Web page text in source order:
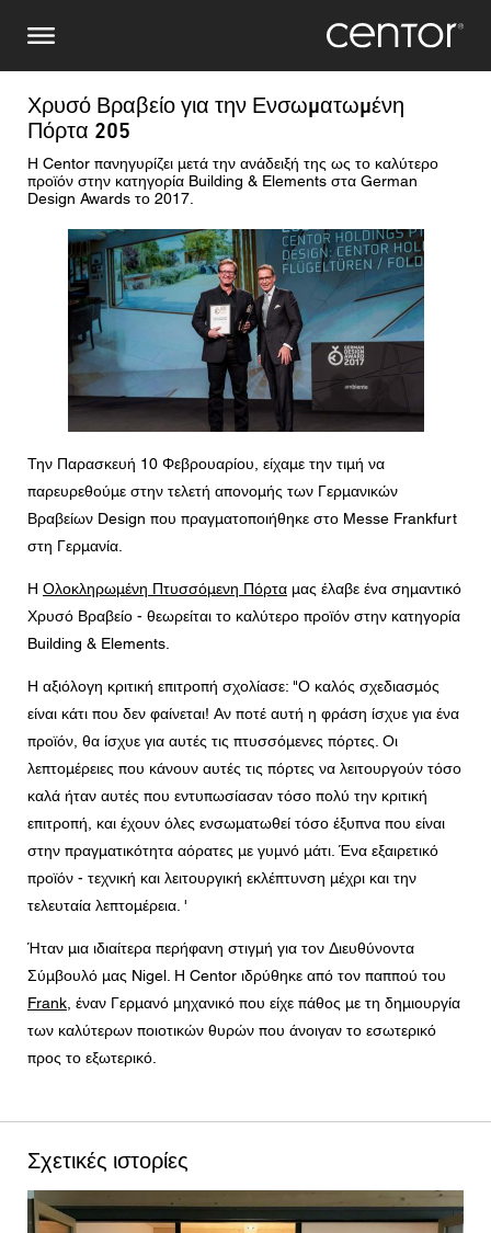
προς
κυρίως
περιεχόμενο
Χρυσό Βραβείο για την Ενσωματωμένη
Πόρτα 205
Η Centor πανηγυρίζει μετά την ανάδειξή της ως το καλύτερο
προϊόν στην κατηγορία Building & Elements στα German
Design Awards το 2017.
Εικόνα
Την Παρασκευή 10 Φεβρουαρίου, είχαμε την τιμή να
παρευρεθούμε στην τελετή απονομής των Γερμανικών
Βραβείων Design που πραγματοποιήθηκε στο Messe Frankfurt
στη Γερμανία.
Η Ολοκληρωμένη Πτυσσόμενη Πόρτα μας έλαβε ένα σημαντικό
Χρυσό Βραβείο - θεωρείται το καλύτερο προϊόν στην κατηγορία
Building & Elements.
Η αξιόλογη κριτική επιτροπή σχολίασε: "Ο καλός σχεδιασμός
είναι κάτι που δεν φαίνεται! Αν ποτέ αυτή η φράση ίσχυε για ένα
προϊόν, θα ίσχυε για αυτές τις πτυσσόμενες πόρτες. Οι
λεπτομέρειες που κάνουν αυτές τις πόρτες να λειτουργούν τόσο
καλά ήταν αυτές που εντυπωσίασαν τόσο πολύ την κριτική
επιτροπή, και έχουν όλες ενσωματωθεί τόσο έξυπνα που είναι
στην πραγματικότητα αόρατες με γυμνό μάτι. Ένα εξαιρετικό
προϊόν - τεχνική και λειτουργική εκλέπτυνση μέχρι και την
τελευταία λεπτομέρεια. '
Ήταν μια ιδιαίτερα περήφανη στιγμή για τον Διευθύνοντα
Σύμβουλό μας Nigel. Η Centor ιδρύθηκε από τον παππού του
Frank , έναν Γερμανό μηχανικό που είχε πάθος με τη δημιουργία
των καλύτερων ποιοτικών θυρών που άνοιγαν το εσωτερικό
προς το εξωτερικό.
Σχετικές ιστορίες
Κάντε μια έρευνα
Ταχυδρομικός κώδικας
Μήνυμα
CAPTCHA
Συγκατάθεση για την προστασία δεδομένων
Συμφωνώ με τη διαβίβαση των προσωπικών μου
δεδομένων στα παραπάνω πεδία της φόρμας στον
πλησιέστερο Έμπορο Centor ή σε έναν υπεύθυνο
υπάλληλο της Centor, ο οποίος θα επικοινωνήσει μαζί μου
Η χρήση των προσωπικών σας δεδομένων θα είναι
σύμφωνη με όλες τις οδηγίες προστασίας δεδομένων.